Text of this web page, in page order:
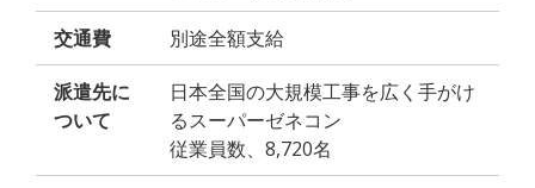
交通費 別途全額支給
派遣先に
ついて
日本全国の大規模工事を広く手がけ
るスーパーゼネコン
従業員数、8,720名